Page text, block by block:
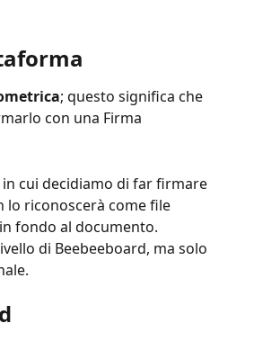
; questo significa che
con una Firma
cui decidiamo di far firmare
lo riconoscerà come file
fondo al documento.
di Beebeeboard, ma solo